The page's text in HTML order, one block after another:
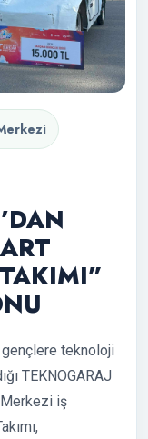
teknoloji
TEKNOGARAJ
iş